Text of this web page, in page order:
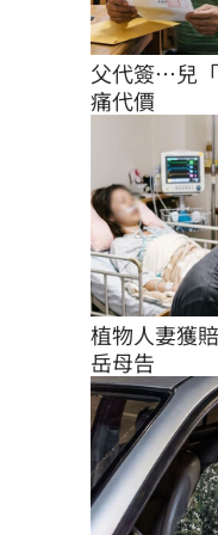
父代簽…兒
痛代價
植物人妻獲
岳母告